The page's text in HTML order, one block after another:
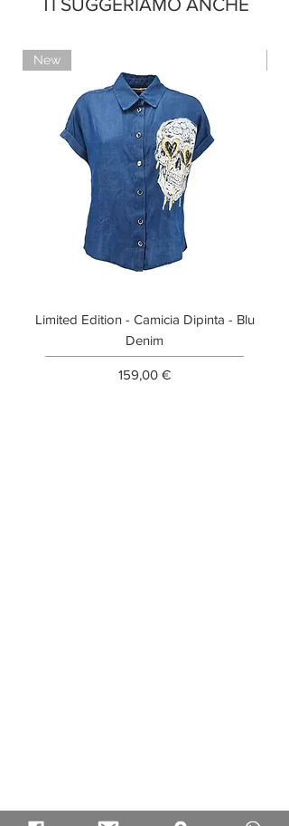
TI SUGGERIAMO ANCHE
New
Limited Edition - Camicia Dipinta - Blu
Denim
Prezzo
159,00 €